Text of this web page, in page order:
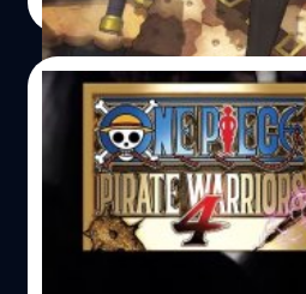
หวานของกลุ่มโจรสลัดบิ๊กมัมเคี
Katakuri ซึ่งเขาสามารถสร้าง
ต้องการ One Piece: Pirate
ทางการแล้ววันนี้ บนแพลตฟอร์
Nintendo Switch และ PC อ้า
29/01/2020
One Piece: Pirate
ตัวอย่างโหมด Online
ค่ายเกม Bandai Namco ได้ป
op ของเกม One Piece: Pirate